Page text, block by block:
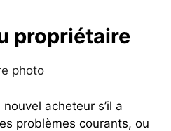
propriétaire
acheteur s’il a
problèmes courants, ou